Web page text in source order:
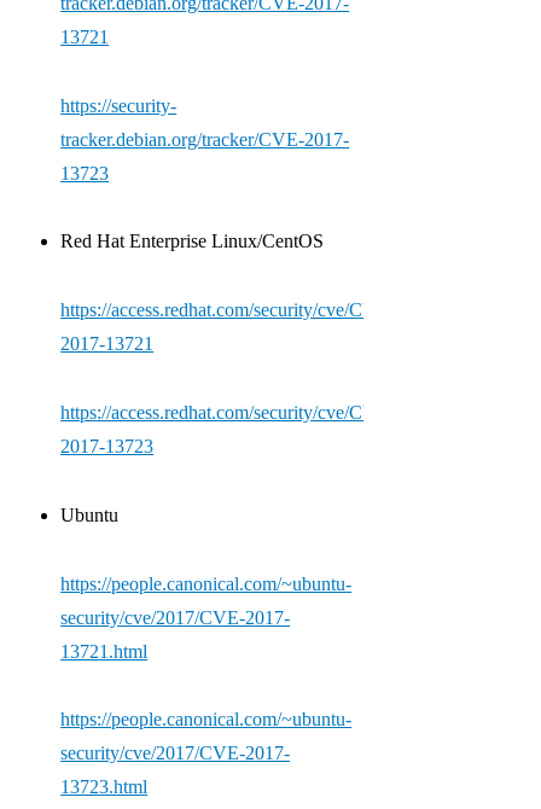
13721
https://security-
tracker.debian.org/tracker/CVE-2017-
13723
Red Hat Enterprise Linux/CentOS
https://access.redhat.com/security/cve/CVE-
2017-13721
https://access.redhat.com/security/cve/CVE-
2017-13723
Ubuntu
https://people.canonical.com/~ubuntu-
security/cve/2017/CVE-2017-
13721.html
https://people.canonical.com/~ubuntu-
security/cve/2017/CVE-2017-
13723.html